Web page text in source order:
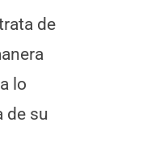
de
lo
de su